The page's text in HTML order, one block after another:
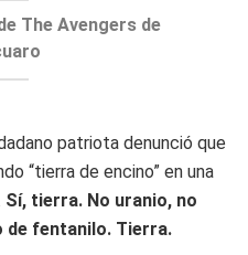
The Avengers de
patriota denunció que
“tierra de encino” en una
Sí, tierra. No uranio, no
de fentanilo. Tierra.